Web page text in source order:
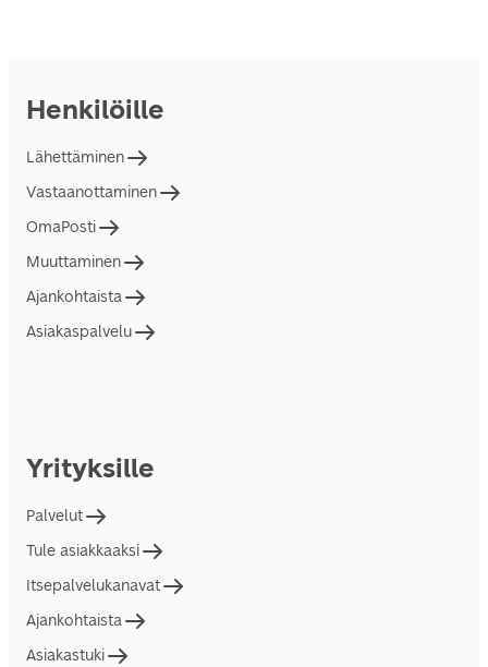
Henkilöille
Lähettäminen
Vastaanottaminen
OmaPosti
Muuttaminen
Ajankohtaista
Asiakaspalvelu
Yrityksille
Palvelut
Tule asiakkaaksi
Itsepalvelukanavat
Ajankohtaista
Asiakastuki